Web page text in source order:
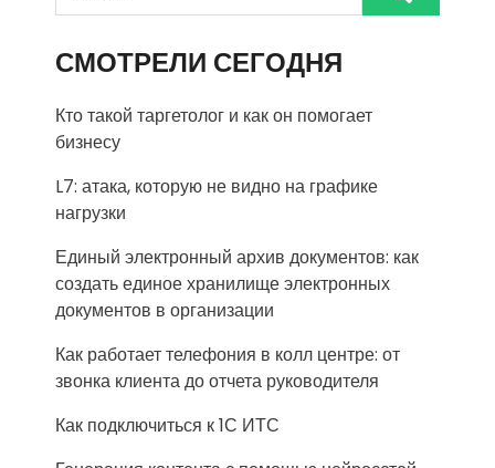
СМОТРЕЛИ СЕГОДНЯ
Кто такой таргетолог и как он помогает
бизнесу
L7: атака, которую не видно на графике
нагрузки
Единый электронный архив документов: как
создать единое хранилище электронных
документов в организации
Как работает телефония в колл центре: от
звонка клиента до отчета руководителя
Как подключиться к 1С ИТС